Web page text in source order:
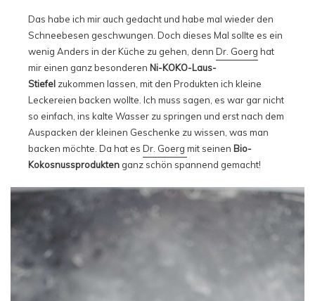
Das habe ich mir auch gedacht und habe mal wieder den
Schneebesen geschwungen. Doch dieses Mal sollte es ein
wenig Anders in der Küche zu gehen, denn Dr. Goerg hat
mir einen ganz besonderen Ni-KOKO-Laus-
Stiefel zukommen lassen, mit den Produkten ich kleine
Leckereien backen wollte. Ich muss sagen, es war gar nicht
so einfach, ins kalte Wasser zu springen und erst nach dem
Auspacken der kleinen Geschenke zu wissen, was man
backen möchte. Da hat es Dr. Goerg mit seinen Bio-
Kokosnussprodukten ganz schön spannend gemacht!